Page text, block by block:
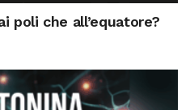
poli che all’equatore?